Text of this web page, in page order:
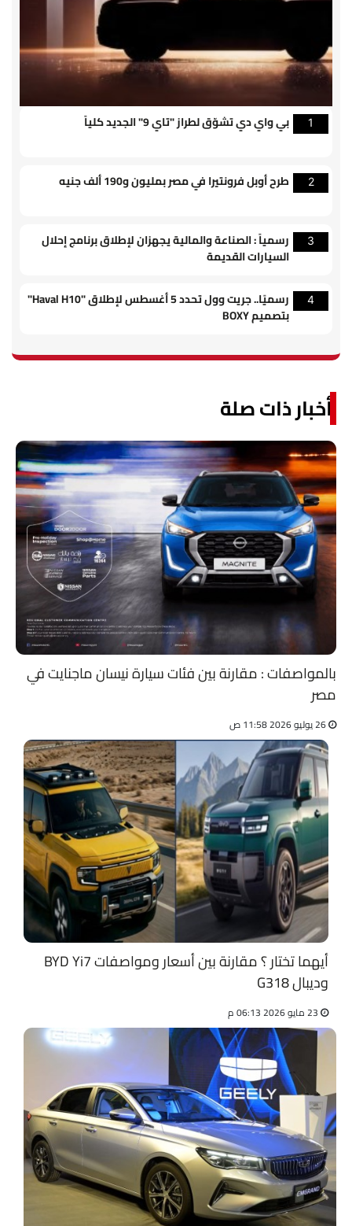
1 بي واي دي تشوّق لطراز "تاي 9" الجديد كلياً
2 طرح أوبل فرونتيرا في مصر بمليون و190 ألف جنيه
3
رسمياً : الصناعة والمالية يجهزان لإطلاق برنامج إحلال
السيارات القديمة
4
رسميًا.. جريت وول تحدد 5 أغسطس لإطلاق "Haval H10"
بتصميم BOXY
أخبار ذات صلة
بالمواصفات : مقارنة بين فئات سيارة نيسان ماجنايت في
مصر
أيهما تختار ؟ مقارنة بين أسعار ومواصفات BYD Yi7
وديبال G318